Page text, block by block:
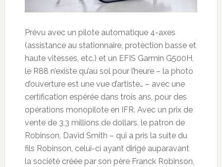
Prévu avec un pilote automatique 4-axes
(assistance au stationnaire, protection basse et
haute vitesses, etc.) et un EFIS Garmin G500H,
le R88 n’existe qu’au sol pour l’heure – la photo
d’ouverture est une vue d’artiste… – avec une
certification espérée dans trois ans, pour des
opérations monopilote en IFR. Avec un prix de
vente de 3,3 millions de dollars, le patron de
Robinson, David Smith – qui a pris la suite du
fils Robinson, celui-ci ayant dirigé auparavant
la société créée par son père Franck Robinson,